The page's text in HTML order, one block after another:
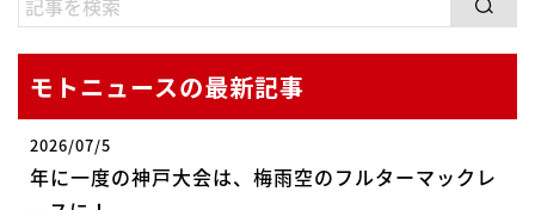
モトニュースの最新記事
2026/07/5
年に一度の神戸大会は、梅雨空のフルターマックレ